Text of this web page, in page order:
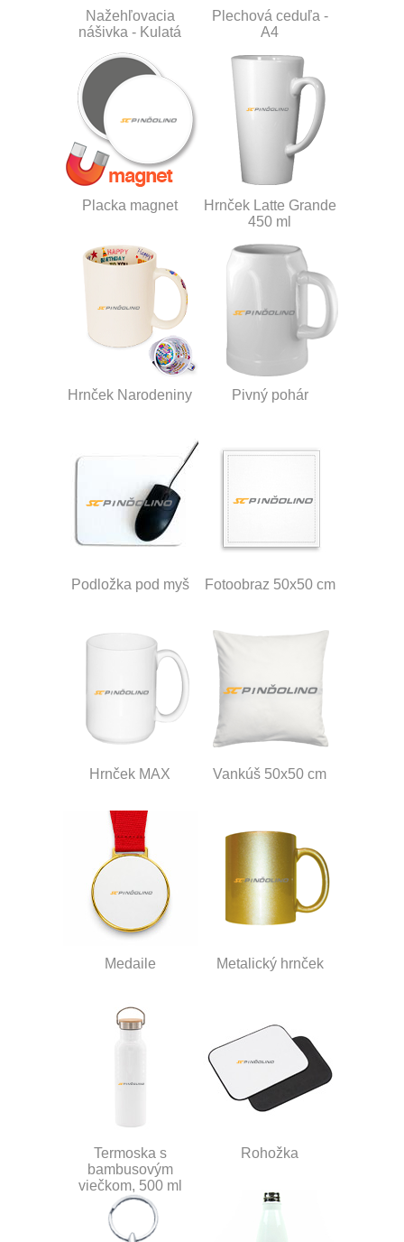
Nažehľovacia
nášivka - Kulatá
Plechová ceduľa -
A4
Placka magnet
Hrnček Latte Grande
450 ml
Hrnček Narodeniny Pivný pohár
Podložka pod myš Fotoobraz 50x50 cm
Hrnček MAX Vankúš 50x50 cm
Medaile Metalický hrnček
Termoska s
bambusovým
viečkom, 500 ml
Rohožka